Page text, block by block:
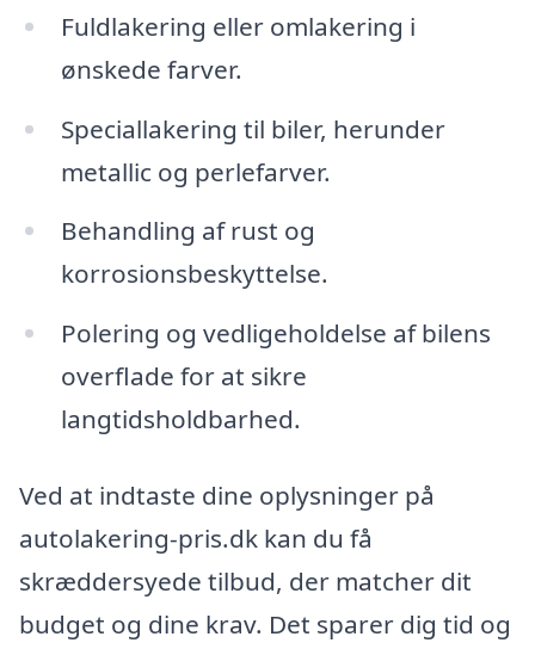
Fuldlakering eller omlakering i
ønskede farver.
Speciallakering til biler, herunder
metallic og perlefarver.
Behandling af rust og
korrosionsbeskyttelse.
Polering og vedligeholdelse af bilens
overflade for at sikre
langtidsholdbarhed.
Ved at indtaste dine oplysninger på
autolakering-pris.dk kan du få
skræddersyede tilbud, der matcher dit
budget og dine krav. Det sparer dig tid og